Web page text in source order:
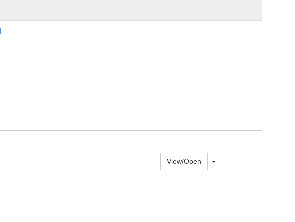
View/Open Toggle dropdown